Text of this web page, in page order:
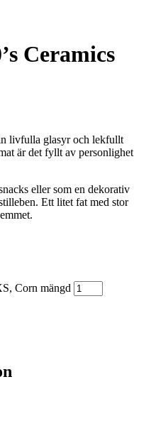
Ceramics
livfulla glasyr och lekfullt
är det fyllt av personlighet
eller som en dekorativ
Ett litet fat med stor
Corn mängd